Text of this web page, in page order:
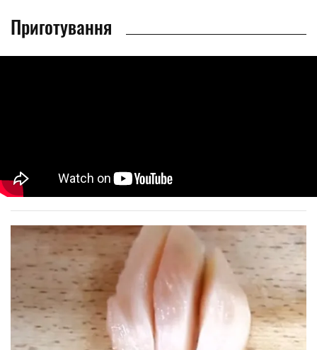
Приготування